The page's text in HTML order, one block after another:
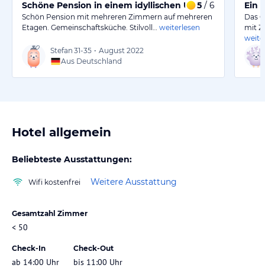
Schöne Pension in einem idyllischen Urlaubsort
5 / 6
Schön Pension mit mehreren Zimmern auf mehreren
Etagen. Gemeinschaftsküche. Stilvoll…
weiterlesen
Stefan 31-35 • August 2022
Aus Deutschland
Ein
Das
mit
Hotel allgemein
Beliebteste Ausstattungen:
Wifi kostenfrei Weitere Ausstattung
Gesamtzahl Zimmer
< 50
Check-In
ab 14:00 Uhr
Check-Out
bis 11:00 Uhr